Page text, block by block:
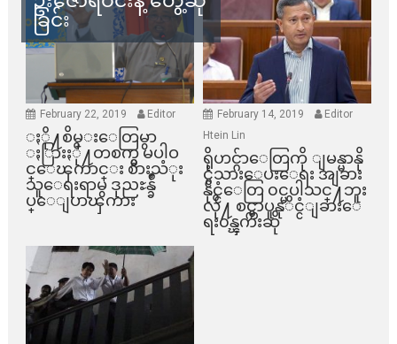
ခြင်း
February 22, 2019 Editor
ႏို႔စိမ္းေတြမွာ
ႏြားႏို႔တစက္မွ မပါဝ
င္ေၾကာင္း စားသံုး
သူေရးရာမွ ဒုညႊန္ခ်ဳ
ပ္ေျပာၾကား
February 14, 2019
Editor
Htein Lin
ရိုဟင္ဂ်ာေတြကို ျမန္မာနို
င္ငံသားေပးေရး အျခား
နိုင္ငံေတြ ၀င္မပါသင္႔ဘူး
လို႔ စင္ကာပူနုိင္ငံျခားေ
ရး၀န္ၾကီးဆို